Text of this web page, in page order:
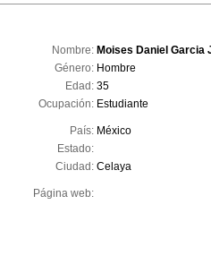
Nombre: Moises Daniel Garcia
Género: Hombre
Edad: 35
Ocupación: Estudiante
País: México
Estado:
Ciudad: Celaya
Página web: